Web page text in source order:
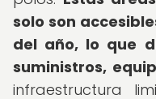
solo son
del año, lo que
suministros,
infraestructura